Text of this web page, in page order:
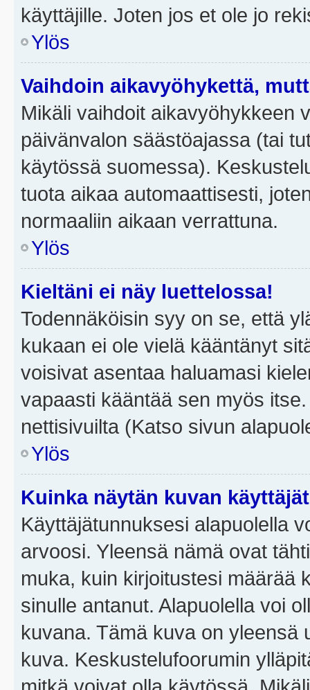
käyttäjille. Joten jos et ole jo
Ylös
Vaihdoin aikavyöhykettä,
Mikäli vaihdoit aikavyöhykkeen
päivänvalon säästöajassa (tai
käytössä suomessa).
tuota aikaa automaattisesti,
normaaliin aikaan verrattuna.
Ylös
Kieltäni ei näy luettelossa!
Todennäköisin syy on se, että
kukaan ei ole vielä kääntänyt
voisivat asentaa haluamasi
vapaasti kääntää sen myös
nettisivuilta (Katso sivun
Ylös
Kuinka näytän kuvan
Käyttäjätunnuksesi alapuolella
arvoosi. Yleensä nämä ovat
muka, kuin kirjoitustesi määrää
sinulle antanut. Alapuolella voi
kuvana. Tämä kuva on yleensä
kuva. Keskustelufoorumin